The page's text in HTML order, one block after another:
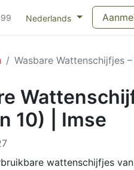
Kieswijzer
Nederlands
Wasbare Wattenschijfjes
10) | Imse
wattenschijfjes